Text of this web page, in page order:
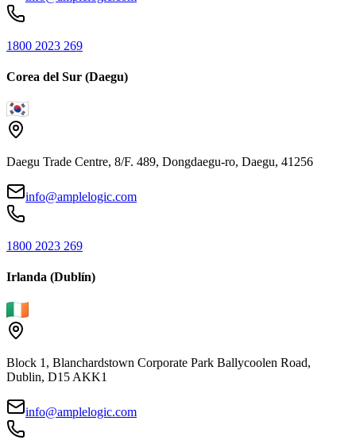
1800 2023 269
Corea del Sur (Daegu)
Daegu Trade Centre, 8/F. 489, Dongdaegu-ro, Daegu, 41256
info@amplelogic.com
1800 2023 269
Irlanda (Dublín)
Block 1, Blanchardstown Corporate Park Ballycoolen Road,
Dublin, D15 AKK1
info@amplelogic.com